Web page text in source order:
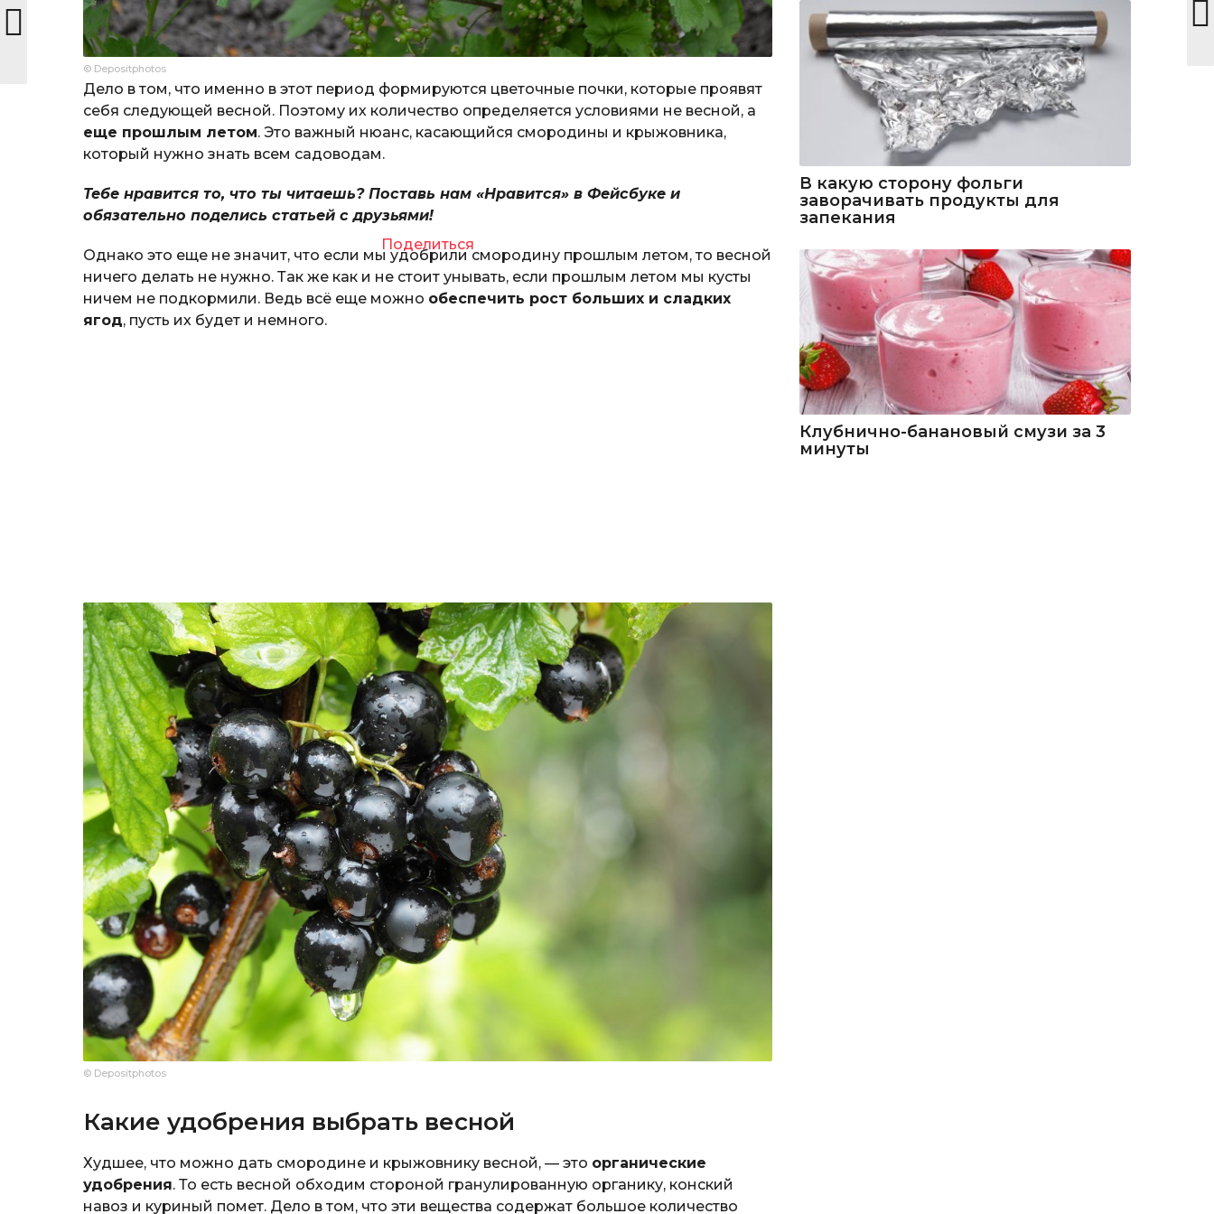
© Depositphotos
Дело в том, что именно в этот период формируются цветочные почки, которые проявят
себя следующей весной. Поэтому их количество определяется условиями не весной, а
еще прошлым летом. Это важный нюанс, касающийся смородины и крыжовника,
который нужно знать всем садоводам.
Тебе нравится то, что ты читаешь? Поставь нам «Нравится» в Фейсбуке и
обязательно поделись статьей с друзьями!
Поделиться
Однако это еще не значит, что если мы удобрили смородину прошлым летом, то весной
ничего делать не нужно. Так же как и не стоит унывать, если прошлым летом мы кусты
ничем не подкормили. Ведь всё еще можно обеспечить рост больших и сладких
ягод, пусть их будет и немного.
© Depositphotos
Какие удобрения выбрать весной
Худшее, что можно дать смородине и крыжовнику весной, — это органические
удобрения. То есть весной обходим стороной гранулированную органику, конский
навоз и куриный помет. Дело в том, что эти вещества содержат большое количество
В какую сторону фольги
заворачивать продукты для
запекания
Клубнично-банановый смузи за 3
минуты